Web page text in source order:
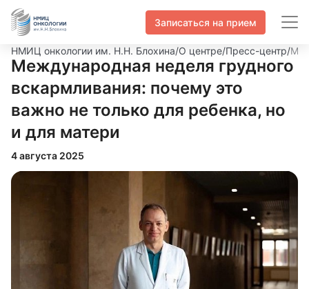
Записаться на прием
НМИЦ онкологии им. Н.Н. Блохина/О центре/Пресс-центр/
Международная неделя грудного
вскармливания: почему это
важно не только для ребенка, но
и для матери
4 августа 2025